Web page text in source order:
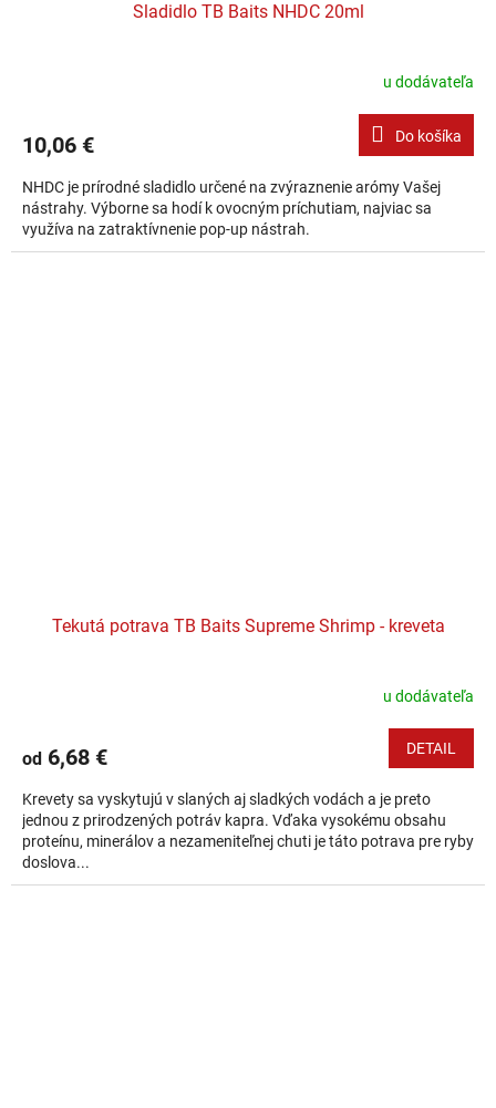
Sladidlo TB Baits NHDC 20ml
u dodávateľa
10,06 € Do košíka
NHDC je prírodné sladidlo určené na zvýraznenie arómy Vašej
nástrahy. Výborne sa hodí k ovocným príchutiam, najviac sa
využíva na zatraktívnenie pop-up nástrah.
Tekutá potrava TB Baits Supreme Shrimp - kreveta
u dodávateľa
od 6,68 € DETAIL
Krevety sa vyskytujú v slaných aj sladkých vodách a je preto
jednou z prirodzených potráv kapra. Vďaka vysokému obsahu
proteínu, minerálov a nezameniteľnej chuti je táto potrava pre ryby
doslova...